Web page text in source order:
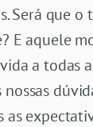
Será que o
E aquele
a todas